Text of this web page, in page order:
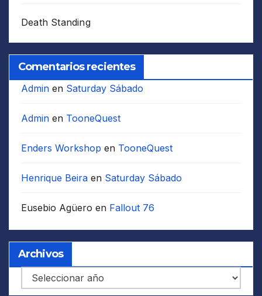
Death Standing
Comentarios recientes
Admin en Saturday Sábado
Admin en TooneQuest
Enders Workshop en TooneQuest
Henrique Beira en Saturday Sábado
Eusebio Agüero en Fallout 76
Archivos
Archivos